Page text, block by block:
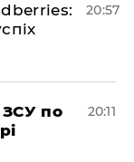
20:57
по
20:11